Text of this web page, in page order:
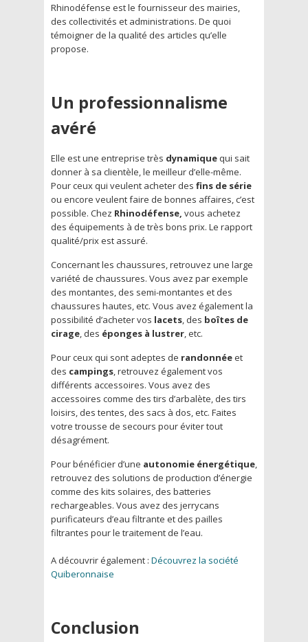
Rhinodéfense est le fournisseur des mairies,
des collectivités et administrations. De quoi
témoigner de la qualité des articles qu’elle
propose.
Un professionnalisme
avéré
Elle est une entreprise très dynamiquequi sait
donner à sa clientèle, le meilleur d’elle-même.
Pour ceux qui veulent acheter des fins de série
ou encore veulent faire de bonnes affaires, c’est
possible. Chez Rhinodéfense, vous achetez
des équipements à de très bons prix. Le rapport
qualité/prix est assuré.
Concernant les chaussures, retrouvez une large
variété de chaussures. Vous avez par exemple
des montantes, des semi-montantes et des
chaussures hautes, etc. Vous avez également la
possibilité d’acheter vos lacets, des boîtes de
cirage, des éponges à lustrer, etc.
Pour ceux qui sont adeptes de randonnéeet
des campings, retrouvez également vos
différents accessoires. Vous avez des
accessoires comme des tirs d’arbalète, des tirs
loisirs, des tentes, des sacs à dos, etc. Faites
votre trousse de secours pour éviter tout
désagrément.
Pour bénéficier d’une autonomie énergétique,
retrouvez des solutions de production d’énergie
comme des kits solaires, des batteries
rechargeables. Vous avez des jerrycans
purificateurs d’eau filtrante et des pailles
filtrantes pour le traitement de l’eau.
A découvrir également : Découvrez la société
Quiberonnaise
Conclusion